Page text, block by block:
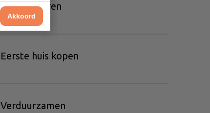
Akkoord
Huis verhuren
Eerste huis kopen
Verduurzamen